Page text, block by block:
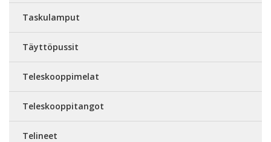
Taskulamput
Täyttöpussit
Teleskooppimelat
Teleskooppitangot
Telineet